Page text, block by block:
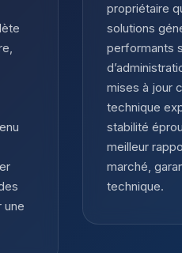
une
propriétaire
solutions
performants
mises à jour
technique
stabilité
meilleur
marché,
technique.